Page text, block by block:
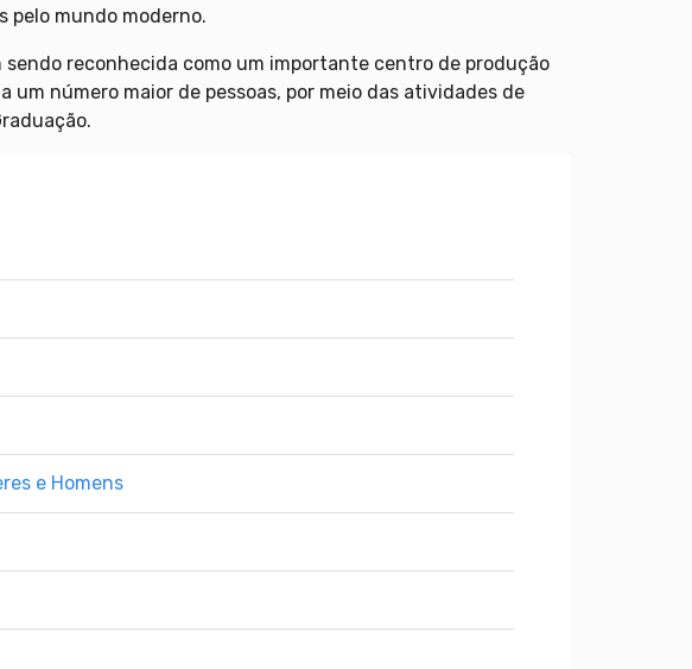
pelo mundo moderno.
sendo reconhecida como um importante centro de produção
um número maior de pessoas, por meio das atividades de
e Homens